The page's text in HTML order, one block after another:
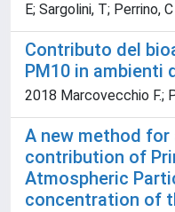
E; Sargolini, T; Perrino, C
Contributo del
PM10 in ambienti
2018 Marcovecchio F.;
A new method
contribution of
Atmospheric
concentration of